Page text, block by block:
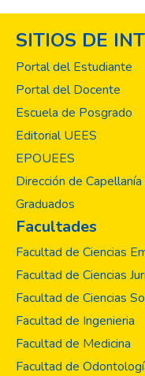
las
SITIOS DE
Portal del Estudiante
Portal del Docente
Escuela de Posgrado
Editorial UEES
EPOUEES
Dirección de
Graduados
Facultades
Facultad de Ciencias
Facultad de Ciencias
Facultad de Ciencias
Facultad de Ingenieria
Facultad de Medicina
Facultad de